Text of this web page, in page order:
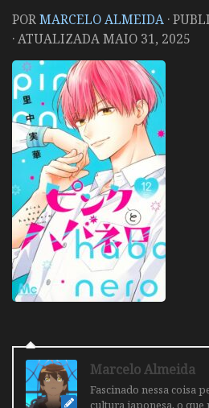
PORMARCELO ALMEIDA ·
· ATUALIZADAMAIO 31, 2025
Marcelo Almeida
Fascinado nessa coisa
cultura japonesa, o